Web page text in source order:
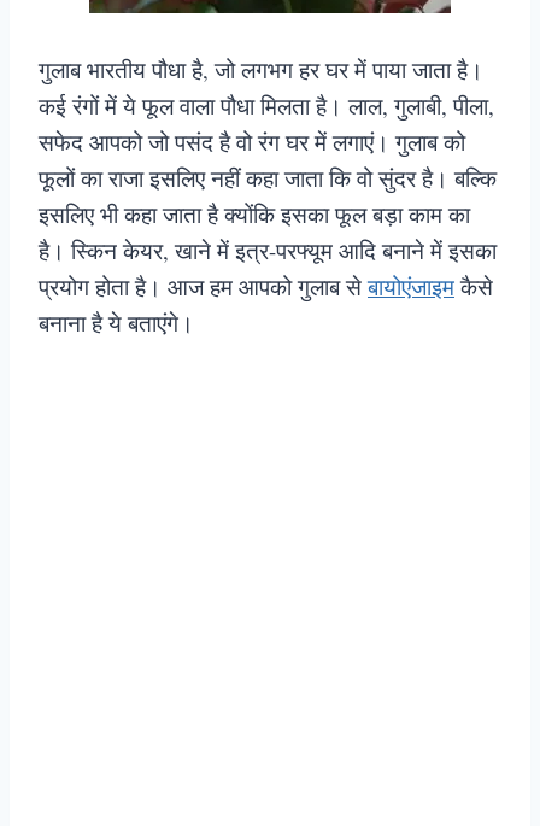
गुलाब भारतीय पौधा है, जो लगभग हर घर में पाया जाता है।
कई रंगों में ये फूल वाला पौधा मिलता है। लाल, गुलाबी, पीला,
सफेद आपको जो पसंद है वो रंग घर में लगाएं। गुलाब को
फूलों का राजा इसलिए नहीं कहा जाता कि वो सुंदर है। बल्कि
इसलिए भी कहा जाता है क्योंकि इसका फूल बड़ा काम का
है। स्किन केयर, खाने में इत्र-परफ्यूम आदि बनाने में इसका
प्रयोग होता है। आज हम आपको गुलाब सेबायोएंजाइमकैसे
बनाना है ये बताएंगे।